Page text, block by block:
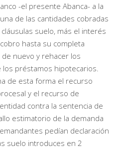
-el presente Abanca- a la
de las cantidades cobradas
suelo, más el interés
hasta su completa
nuevo y rehacer los
préstamos hipotecarios.
de esta forma el recurso
y el recurso de
contra la sentencia de
estimatorio de la demanda
pedían declaración
suelo introduces en 2